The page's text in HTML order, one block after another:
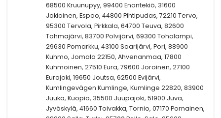
68500 Kruunupyy, 99400 Enontekiö, 31600
Jokioinen, Espoo, 44800 Pihtipudas, 72210 Tervo,
95300 Tervola, Pirkkala, 64700 Teuva, 82600
Tohmajärvi, 83700 Polvijärvi, 69300 Toholampi,
29630 Pomarkku, 43100 Saarijärvi, Pori, 88900
Kuhmo, Jomala 22150, Ahvenanmaa, 17800
Kuhmoinen, 27510 Eura, 79600 Joroinen, 27100
Eurajoki, 19650 Joutsa, 62500 Evijärvi,
Kumlingevägen Kumlinge, Kumlinge 22820, 83900
Juuka, Kuopio, 35500 Juupajoki, 51900 Juva,
Jyväskylä, 41660 Toivakka, Tornio, 07170 Pornainen,